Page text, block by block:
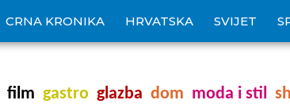
CRNA KRONIKA HRVATSKA SVIJET
film gastro glazba dom moda i stil